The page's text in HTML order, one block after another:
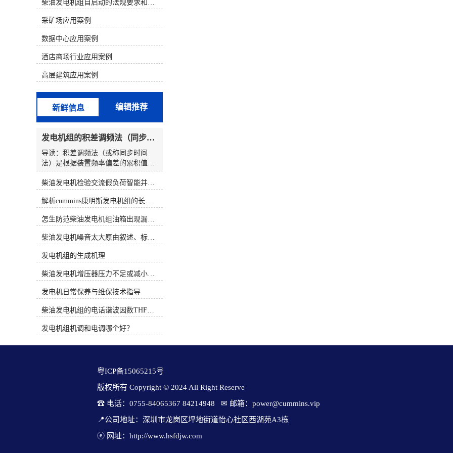
寻找故障部位。 一、康明斯电喷机型
的组成和原理1、康明斯电喷柴油机
机组为例，配置的是康明斯QSK19电
喷柴油机。QSK19系列发动机电控燃
油喷射系统由三个基本组成部分构
成，分别为输入(开关和传感器)、
ECM(对输入信号进行分析)、执行器
(按照ECM输出信号动作的控制阀总
成)。QSK19系列电控燃油喷射系统的
核心部分是执行器一控制阀总成。泵
产生的燃油输送至控制阀总成，该总
成由一个切断电磁阀、两个燃油执行
器阀和两个燃油压力传感器组成。
ECM安装在总成壳体的前部。控制阀
总成有一个燃油进口和两个燃油出
口，每个燃油出口分别由各自的执行
器控制着。燃油油道执行器控制喷油
喷油器何时喷油。2、康明斯柴油电
系统就象PT燃油系统那样采用压力/
时间概念。PT系统完全是机械式的并
依靠机械方法调整燃油流通面积来控
制燃油压力，而QSK19系列燃油系统
通过电子方式调整执行器的燃油流通
面积来控制燃油压力。3、康明斯电
从发动机的油水分离器中排出水和沉
芯。（2）注意油箱及管路的清洁。
（3）注意油箱通风孔及其附近的清
洁，避免污物、灰尘和水由此进入油
箱。（4）绝对不要用水清洗发动
“负”极电缆并断开发动机的31及21针
连接器。（6）注意发动机进气系统
图1 电控柴油机燃油系统原理二、柴
油电控系统故障诊断思路柴油电控系
统是一个精密而复杂的系统，对发动
机的运转性能有很大的影响，不论是
柴油发电机组自启动的法规要求和操作步骤
采矿场应用案例
数据中心应用案例
酒店商场行业应用案例
高层建筑应用案例
新鲜信息 编辑推荐
发电机组的积差调频法（同步时间法）方程式
导读：积差调频法（或称同步时间
法）是根据装置频率偏差的累积值进
行工作的。频率积差调节法的优势是
能使发电机频率维持额定，计划外的
按一定的比例进行分配。而其缺点是
频率积差信号滞后于频率瞬时值的变
化，因此调节过程缓慢。频率积差调
节法又称同步时间法，是按频率偏差
对时间的积分进行调节的。积差调整
法的调整准则是对各个调频发电机组
按频率偏差对时间的积分进行调节，
其调节方程为当负载增大时，频率下
不断增加其负值，使原有平衡状态遭
到破坏，调频发电机组的调整装置增
加给定容量ΔPc康明斯发电机参数
表，直到Δf＝0，调节程序结束，这
时调频发电机组增加的输出功率ΔPc
＝－K1∫Δfdt。同步时间法适合于中大
根据设定的积差调节原则进行调节。
当采用多个调频电厂调频时，可以采
取分散方式，即参与调频电厂各有一
生∫Δfdt信号进行调频。因系统频率具
有同一性，于是各调频电厂的∫Δfdt保
值尽可能一致，防范因频差积分的区
柴油发电机检验交流假负荷智能并车控制维保
解析cummins康明斯发电机组的长处与特点
怎生防范柴油发电机组油箱出现漏油情况？
柴油发电机噪音太大原由叙述、标准依据及施工办法
发电机组的生成机理
柴油发电机增压器压力不足或减小的原因
发电机日常保养与维保技术指导
柴油发电机组的电话谐波因数THF和干扰影响系数TIF
发电机组机调和电调哪个好？
粤ICP备15065215号
版权所有 Copyright © 2024 All Right Reserve
☎ 电话：0755-84065367 84214948   ✉ 邮箱：power@cummins.vip
📍公司地址：深圳市龙岗区坪地街道怡心社区西湖苑A3栋
ⓔ 网址：http://www.hsfdjw.com